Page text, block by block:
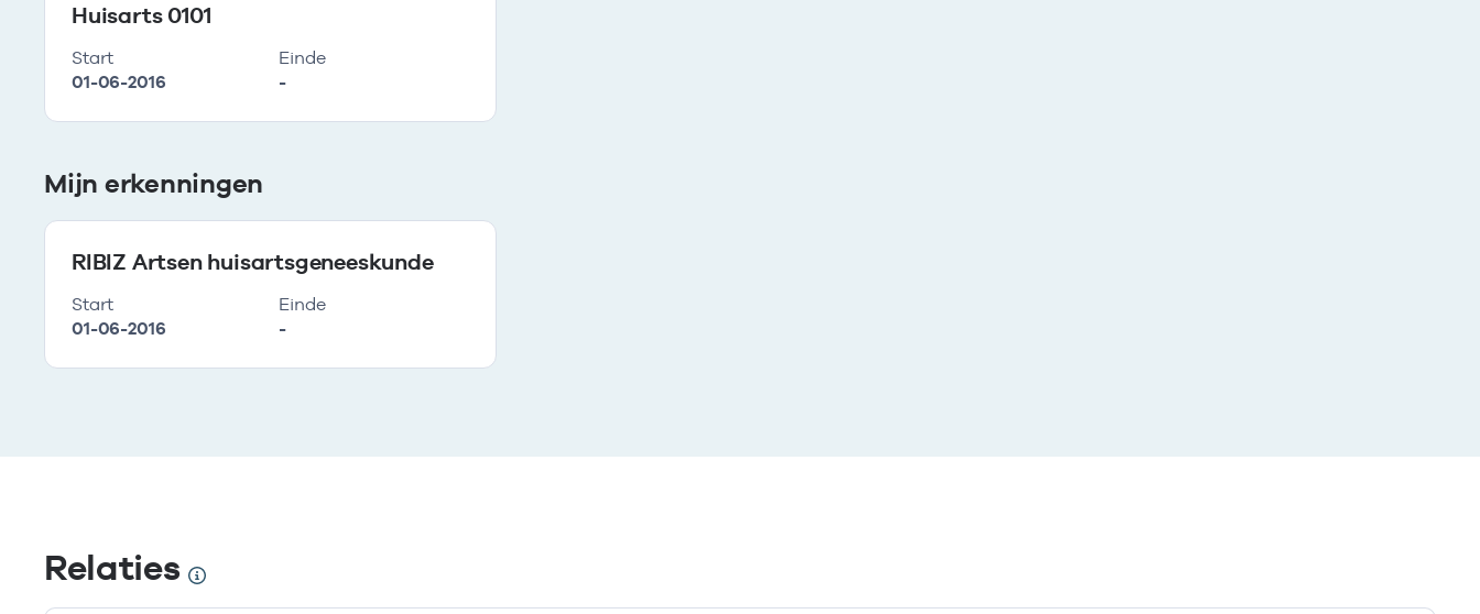
Huisarts 0101
Start
01-06-2016
Einde
-
Mijn erkenningen
RIBIZ Artsen huisartsgeneeskunde
Start
01-06-2016
Einde
-
Relaties